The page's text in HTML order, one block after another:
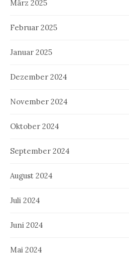
März 2025
Februar 2025
Januar 2025
Dezember 2024
November 2024
Oktober 2024
September 2024
August 2024
Juli 2024
Juni 2024
Mai 2024